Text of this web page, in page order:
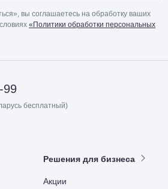
вы соглашаетесь на обработку ваших
«Политики обработки персональных
99
бесплатный)
Решения для бизнеса
Акции